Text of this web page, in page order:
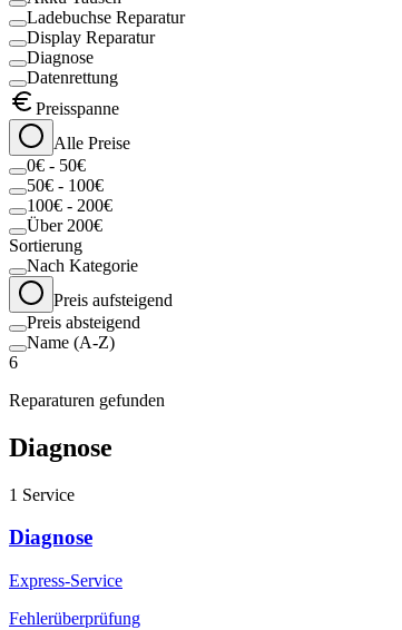
Ladebuchse Reparatur
Display Reparatur
Diagnose
Datenrettung
Preisspanne
Alle Preise
0€ - 50€
50€ - 100€
100€ - 200€
Über 200€
Sortierung
Nach Kategorie
Preis aufsteigend
Preis absteigend
Name (A-Z)
6
Reparaturen gefunden
Diagnose
1 Service
Diagnose
Express-Service
Fehlerüberprüfung